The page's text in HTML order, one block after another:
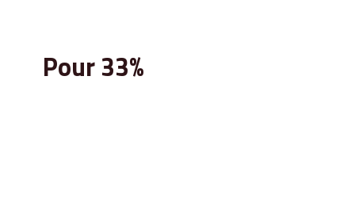
Pour 33%